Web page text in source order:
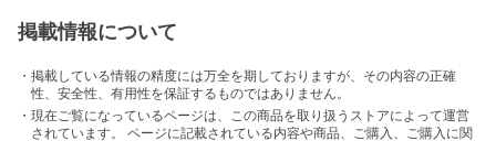
掲載情報について
・掲載している情報の精度には万全を期しておりますが、その内容の正確
性、安全性、有用性を保証するものではありません。
・現在ご覧になっているページは、この商品を取り扱うストアによって運営
されています。 ページに記載されている内容や商品、ご購入 、ご購入に関